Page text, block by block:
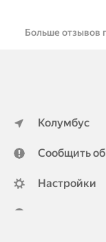
Больше отзывов
Колумбус
Сообщить
Настройки